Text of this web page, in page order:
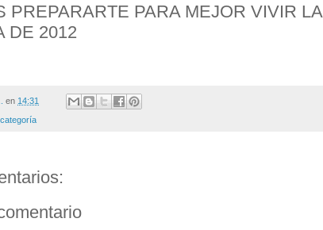
PREPARARTE PARA MEJOR VIVIR LA
DE 2012
en 14:31